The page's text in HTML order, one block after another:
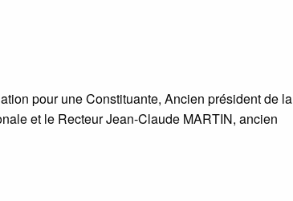
pour une Constituante, Ancien président de la
et le Recteur Jean-Claude MARTIN, ancien